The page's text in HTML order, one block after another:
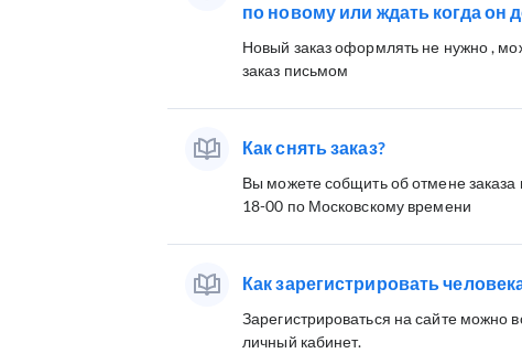
по новому или ждать когда он
Новый заказ оформлять не нужно ,
заказ письмом
Как снять заказ?
Вы можете собщить об отмене
18-00 по Московскому времени
Как зарегистрировать
Зарегистрироваться на сайте можно
личный кабинет.